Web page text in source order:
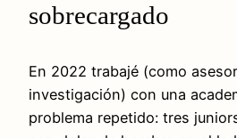
sobrecargado
En 2022 trabajé (como
investigación) con una
problema repetido: tres